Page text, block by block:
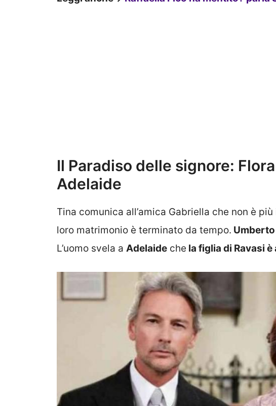
Il Paradiso delle signore:
Adelaide
Tina comunica all’amica Gabriella che non è
loro matrimonio è terminato da tempo. Umberto
L’uomo svela a Adelaide che la figlia di Ravasi è